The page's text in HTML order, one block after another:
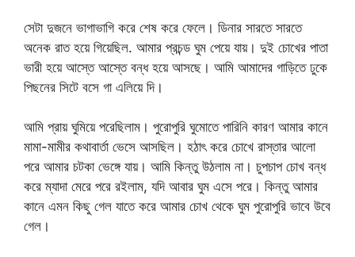
সেটা দুজনে ভাগাভাগি করে শেষ করে ফেলে। ডিনার সারতে সারতে
অনেক রাত হয়ে গিয়েছিল. আমার প্রচন্ড ঘুম পেয়ে যায়। দুই চোখের পাতা
ভারী হয়ে আস্তে আস্তে বন্ধ হয়ে আসছে। আমি আমাদের গাড়িতে ঢুকে
পিছনের সিটে বসে গা এলিয়ে দি।
আমি প্রায় ঘুমিয়ে পরেছিলাম। পুরোপুরি ঘুমোতে পারিনি কারণ আমার কানে
মামা-মামীর কথাবার্তা ভেসে আসছিল। হঠাৎ করে চোখে রাস্তার আলো
পরে আমার চটকা ভেঙ্গে যায়। আমি কিন্তু উঠলাম না। চুপচাপ চোখ বন্ধ
করে ম্যাদা মেরে পরে রইলাম, যদি আবার ঘুম এসে পরে। কিন্তু আমার
কানে এমন কিছু গেল যাতে করে আমার চোখ থেকে ঘুম পুরোপুরি ভাবে উবে
গেল।